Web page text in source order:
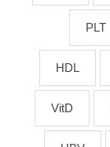
PLT
HDL
VitD